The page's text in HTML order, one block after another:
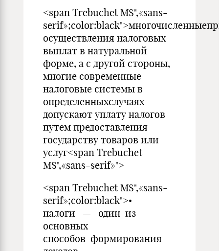
<span Trebuchet MS",«sans-
осуществления налоговых
выплат в натуральной
форме, а с другой стороны,
многие современные
налоговые системы в
определенныхслучаях
допускают уплату налогов
путем предоставления
государству товаров или
услуг<span Trebuchet
MS",«sans-serif»">
<span Trebuchet MS",«sans-
serif»;color:black">•
налоги — один из
основных
способов формирования